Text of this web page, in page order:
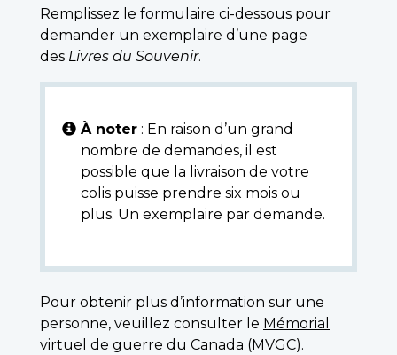
Remplissez le formulaire ci-dessous pour
demander un exemplaire d’une page
des Livres du Souvenir.
À noter : En raison d’un grand
nombre de demandes, il est
possible que la livraison de votre
colis puisse prendre six mois ou
plus. Un exemplaire par demande.
Pour obtenir plus d’information sur une
personne, veuillez consulter le Mémorial
virtuel de guerre du Canada (MVGC).